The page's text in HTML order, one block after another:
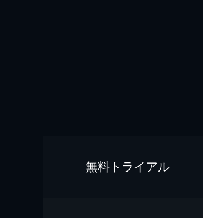
無料トライアル